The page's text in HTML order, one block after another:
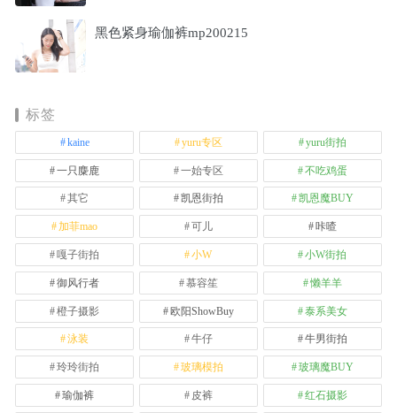
黑色紧身瑜伽裤mp200215
标签
kaine yuru专区 yuru街拍
一只麋鹿 一始专区 不吃鸡蛋
其它 凯恩街拍 凯恩魔BUY
加菲mao 可儿 咔喳
嘎子街拍 小W 小W街拍
御风行者 慕容笙 懒羊羊
橙子摄影 欧阳ShowBuy 泰系美女
泳装 牛仔 牛男街拍
玲玲街拍 玻璃模拍 玻璃魔BUY
瑜伽裤 皮裤 红石摄影